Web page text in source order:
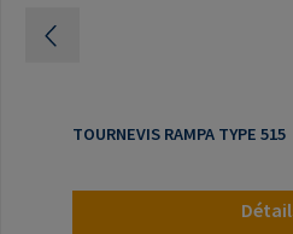
TOURNEVIS RAMPA TYPE 515